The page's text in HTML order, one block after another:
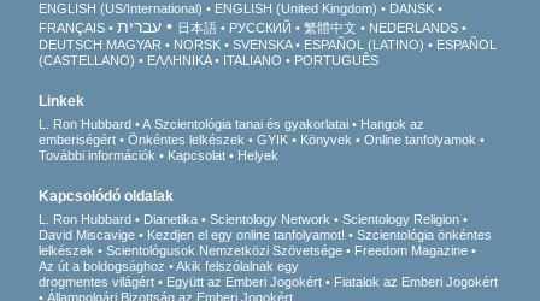
ENGLISH (US/International) ENGLISH (United Kingdom)
DANSK
FRANÇAIS
עברית 日本語 РУССКИЙ 繁體中文
NEDERLANDS
DEUTSCH MAGYAR NORSK SVENSKA ESPAÑOL (LATINO)
ESPAÑOL
(CASTELLANO)
ΕΛΛΗΝΙΚA ITALIANO PORTUGUÊS
Linkek
L. Ron Hubbard A Szcientológia tanai és gyakorlatai
Hangok az
emberiségért
Önkéntes lelkészek GYIK Könyvek
Online tanfolyamok
További információk
Kapcsolat Helyek
Kapcsolódó oldalak
L. Ron Hubbard Dianetika Scientology Network
Scientology Religion
David Miscavige
Kezdjen el egy online tanfolyamot!
Szcientológia önkéntes
lelkészek
Scientológusok Nemzetközi Szövetsége
Freedom Magazine
Az út a boldogsághoz
Akik felszólalnak egy
drogmentes világért
Együtt az Emberi Jogokért
Fiatalok az Emberi Jogokért
Állampolgári Bizottság az Emberi Jogokért